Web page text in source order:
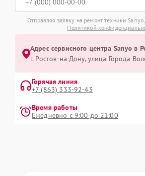
Отправляя заявку на ремонт техники
Политикой
Адрес сервисного центра Sanyo в
г. Ростов-на-Дону, улица Города
Горячая линия
+7 (863) 333-92-43
Время работы
Ежедневно с 9:00 до 21:00